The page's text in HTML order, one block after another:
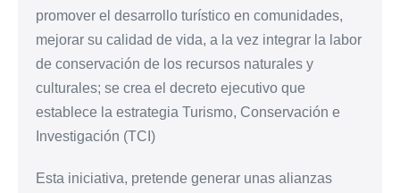
promover el desarrollo turístico en comunidades,
mejorar su calidad de vida, a la vez integrar la labor
de conservación de los recursos naturales y
culturales; se crea el decreto ejecutivo que
establece la estrategia Turismo, Conservación e
Investigación (TCI)
Esta iniciativa, pretende generar unas alianzas